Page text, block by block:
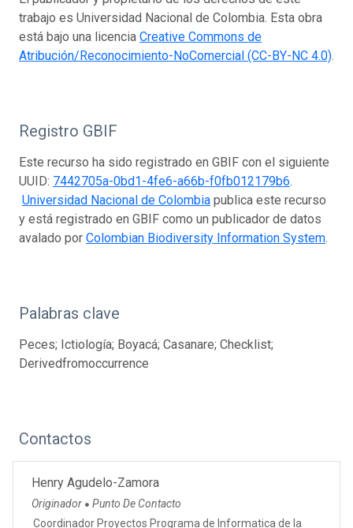
trabajo es Universidad Nacional de Colombia. Esta obra
está bajo una licencia Creative Commons de
Atribución/Reconocimiento-NoComercial (CC-BY-NC 4.0).
Registro GBIF
Este recurso ha sido registrado en GBIF con el siguiente
UUID: 7442705a-0bd1-4fe6-a66b-f0fb012179b6.
Universidad Nacional de Colombia publica este recurso
y está registrado en GBIF como un publicador de datos
avalado por Colombian Biodiversity Information System.
Palabras clave
Peces; Ictiología; Boyacá; Casanare; Checklist;
Derivedfromoccurrence
Contactos
Henry Agudelo-Zamora
Originador ● Punto De Contacto
Coordinador Proyectos Programa de Informatica de la